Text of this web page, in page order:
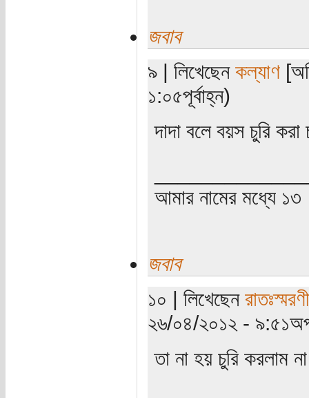
জবাব
৯ | লিখেছেন কল্যাণ
১:০৫পূর্বাহ্ন)
দাদা বলে বয়স চুরি করা
আমার নামের মধ্যে ১৩
জবাব
১০ | লিখেছেন
২৬/০৪/২০১২ -
তা না হয় চুরি করলাম